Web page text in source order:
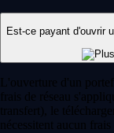
Est-ce payant d'ouvrir
L'ouverture d'un
frais de réseau
transfert), le
nécessitent aucun